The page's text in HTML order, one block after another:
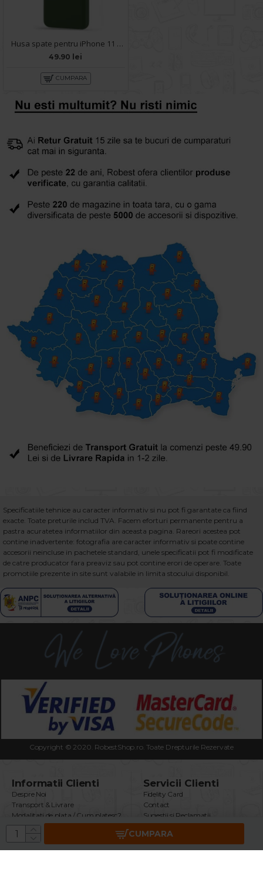
CUMPARA
Husa spate pentru iPhone 11 Pro Max - Silicon Line Army
49.90 lei
CUMPARA
Specificatiile tehnice au caracter informativ si nu pot fi garantate ca fiind
exacte. Toate preturile includ TVA. Facem eforturi permanente pentru a
pastra acuratetea informatiilor din aceasta pagina. Rareori acestea pot
contine inadvertente: fotografia are caracter informativ si poate contine
accesorii neincluse in pachetele standard, unele specificatii pot fi modificate
de catre producator fara preaviz sau pot contine erori de operare. Toate
promotiile prezente in site sunt valabile in limita stocului disponibil.
Copyright © 2020. RobestShop.ro. Toate Drepturile Rezervate
Informatii Clienti
Despre Noi
Transport & Livrare
Modalitati de plata / Cum platesc?
Termeni & Conditii
Politica Confidentialitate
Securitatea Datelor GDPR
Servicii Clienti
Fidelity Card
Contact
Sugestii si Reclamatii
Intrebari Frecvente
Returnare Produs
Garantie Produse